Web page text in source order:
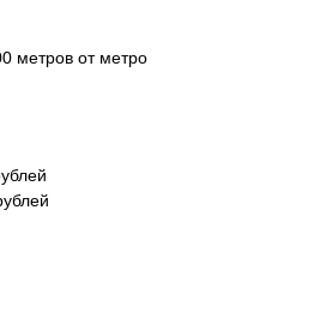
метров от метро